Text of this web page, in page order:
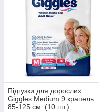
Підгузки для дорослих
Giggles Medium 9 крапель
85-125 см. (10 шт.)